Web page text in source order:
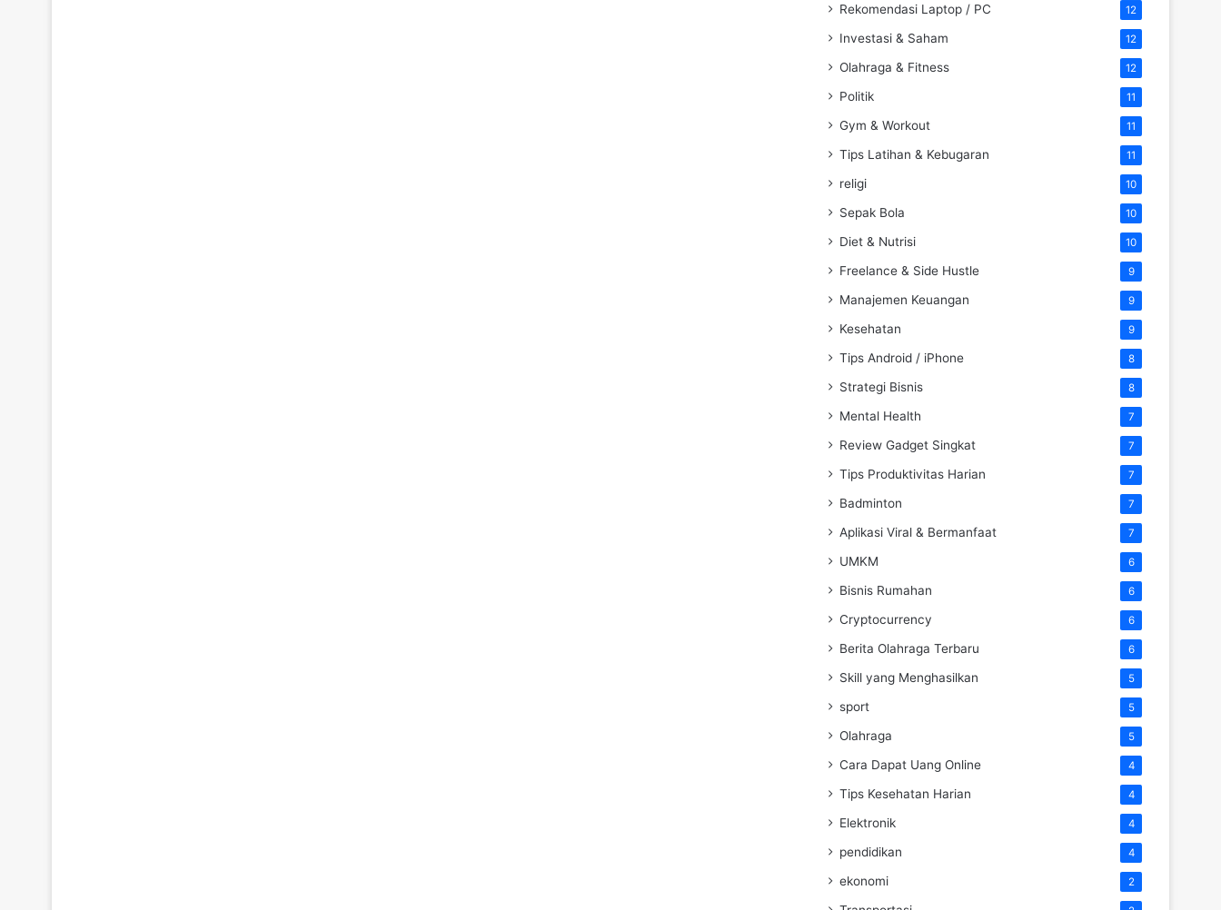
Rekomendasi Laptop / PC 12
Investasi & Saham 12
Olahraga & Fitness 12
Politik 11
Gym & Workout 11
Tips Latihan & Kebugaran 11
religi 10
Sepak Bola 10
Diet & Nutrisi 10
Freelance & Side Hustle 9
Manajemen Keuangan 9
Kesehatan 9
Tips Android / iPhone 8
Strategi Bisnis 8
Mental Health 7
Review Gadget Singkat 7
Tips Produktivitas Harian 7
Badminton 7
Aplikasi Viral & Bermanfaat 7
UMKM 6
Bisnis Rumahan 6
Cryptocurrency 6
Berita Olahraga Terbaru 6
Skill yang Menghasilkan 5
sport 5
Olahraga 5
Cara Dapat Uang Online 4
Tips Kesehatan Harian 4
Elektronik 4
pendidikan 4
ekonomi 2